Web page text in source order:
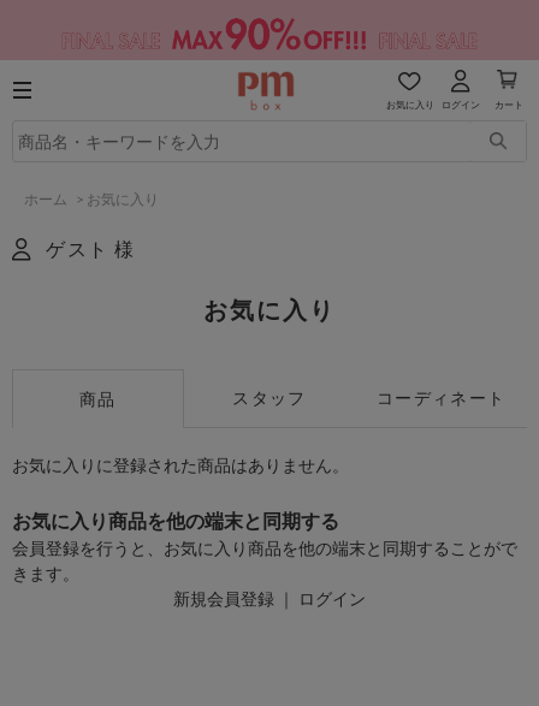
お気に入り ログイン カート
ホーム > お気に入り
ゲスト 様
お気に入り
商品 スタッフ コーディネート
お気に入りに登録された商品はありません。
お気に入り商品を他の端末と同期する
会員登録を行うと、お気に入り商品を他の端末と同期することがで
きます。
新規会員登録 ｜ ログイン